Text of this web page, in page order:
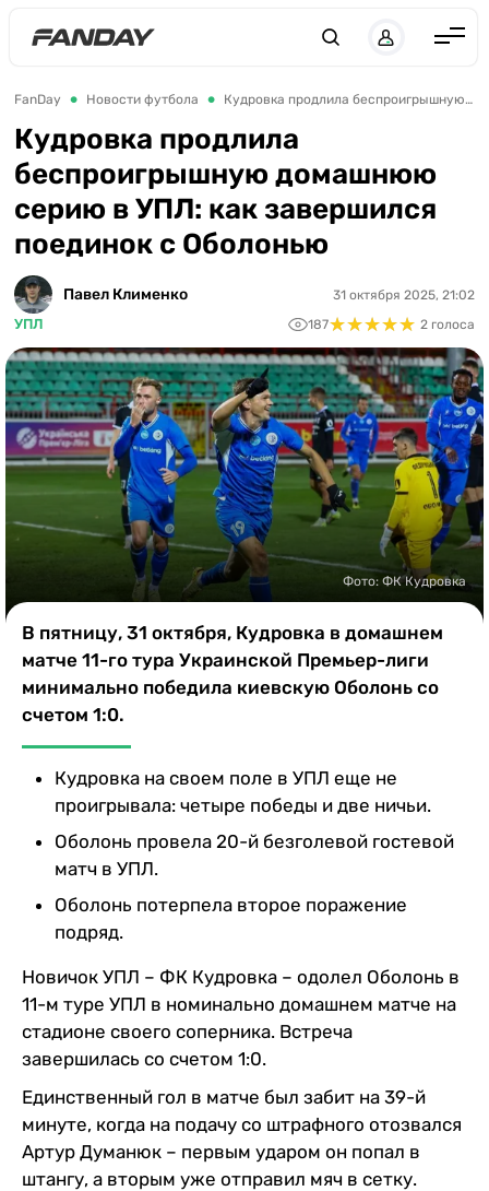
Испания
Германия
Италия
Франция
Украина
ЛЧ
ЛЕ
ЧЕ-2028
Букмекеры
Казино
FanDay Новости футбола Кудровка продлила беспроигрышную домашнюю серию в УПЛ: как завершился поединок с Оболонью
Кудровка продлила
беспроигрышную домашнюю
серию в УПЛ: как завершился
поединок с Оболонью
Павел Клименко
УПЛ
31 октября 2025, 21:02
187★★★★★
★★★★★ 2 голоса
Фото: ФК Кудровка
В пятницу, 31 октября, Кудровка в домашнем
матче 11-го тура Украинской Премьер-лиги
минимально победила киевскую Оболонь со
счетом 1:0.
Кудровка на своем поле в УПЛ еще не
проигрывала: четыре победы и две ничьи.
Оболонь провела 20-й безголевой гостевой
матч в УПЛ.
Оболонь потерпела второе поражение
подряд.
Новичок УПЛ – ФК Кудровка – одолел Оболонь в
11-м туре УПЛ в номинально домашнем матче на
стадионе своего соперника. Встреча
завершилась со счетом 1:0.
Единственный гол в матче был забит на 39-й
минуте, когда на подачу со штрафного отозвался
Артур Думанюк – первым ударом он попал в
штангу, а вторым уже отправил мяч в сетку.